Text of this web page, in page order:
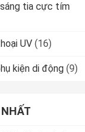
sáng tia cực tím
UV (16)
kiện di động (9)